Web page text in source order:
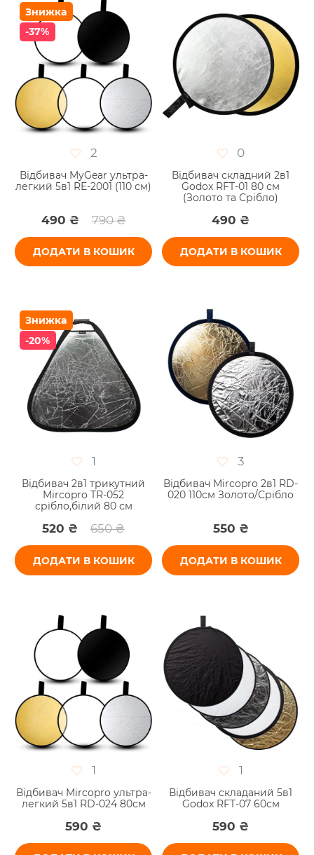
Знижка
-37%
2
Відбивач MyGear ультра-
легкий 5в1 RE-2001 (110 см)
490 ₴ 790 ₴
ДОДАТИ В КОШИК
0
Відбивач складний 2в1
Godox RFT-01 80 см
(Золото та Срібло)
490 ₴
ДОДАТИ В КОШИК
Знижка
-20%
1
Відбивач 2в1 трикутний
Mircopro TR-052
срібло,білий 80 см
520 ₴ 650 ₴
ДОДАТИ В КОШИК
3
Відбивач Mircopro 2в1 RD-
020 110см Золото/Срібло
550 ₴
ДОДАТИ В КОШИК
1
Відбивач Mircopro ультра-
легкий 5в1 RD-024 80см
590 ₴
1
Відбивач складаний 5в1
Godox RFT-07 60см
590 ₴